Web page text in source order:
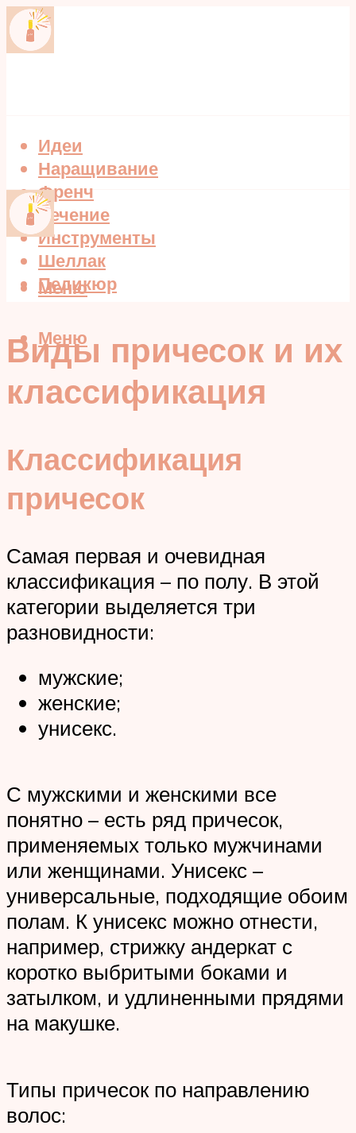
Идеи
Наращивание
Френч
Лечение
Инструменты
Шеллак
Педикюр
Меню
Меню
Виды причесок и их
классификация
Классификация
причесок
Самая первая и очевидная
классификация – по полу. В этой
категории выделяется три
разновидности:
мужские;
женские;
унисекс.
С мужскими и женскими все
понятно – есть ряд причесок,
применяемых только мужчинами
или женщинами. Унисекс –
универсальные, подходящие обоим
полам. К унисекс можно отнести,
например, стрижку андеркат с
коротко выбритыми боками и
затылком, и удлиненными прядями
на макушке.
Типы причесок по направлению
волос: